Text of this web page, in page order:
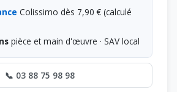
Colissimo dès 7,90 € (calculé
pièce et main d'œuvre · SAV local
📞 03 88 75 98 98